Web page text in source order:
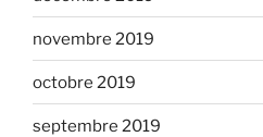
novembre 2019
octobre 2019
septembre 2019